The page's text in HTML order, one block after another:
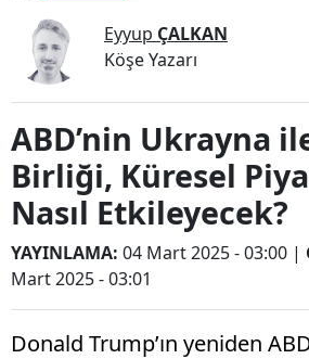
Eyyup ÇALKAN
Köşe Yazarı
ABD’nin Ukrayna
Birliği, Küresel
Nasıl Etkileyecek?
YAYINLAMA: 04 Mart 2025 - 03:00 |
Mart 2025 - 03:01
Donald Trump’ın yeniden